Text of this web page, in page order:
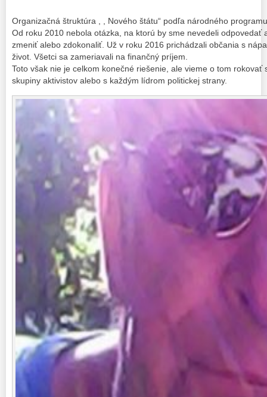
Organizačná štruktúra , , Nového štátu“ podľa národného programu
Od roku 2010 nebola otázka, na ktorú by sme nevedeli odpovedať
zmeniť alebo zdokonaliť. Už v roku 2016 prichádzali občania s
život. Všetci sa zameriavali na finančný príjem.
Toto však nie je celkom konečné riešenie, ale vieme o tom rokovať
skupiny aktivistov alebo s každým lídrom politickej strany.